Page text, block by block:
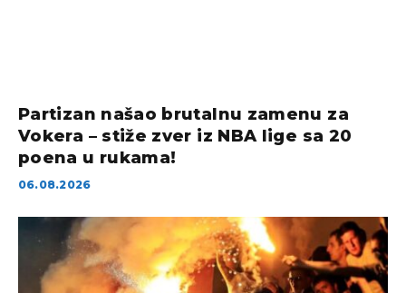
Partizan našao brutalnu zamenu za
Vokera – stiže zver iz NBA lige sa 20
poena u rukama!
06.08.2026